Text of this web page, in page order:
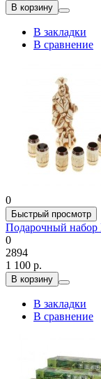
В корзину
В закладки
В сравнение
0
Быстрый просмотр
Подарочный
0
2894
1 100 р.
В корзину
В закладки
В сравнение